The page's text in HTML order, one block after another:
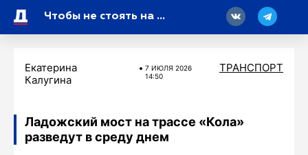
Чтобы не стоять на «красном»: петербургских водителей научили ловить «зеленую волну»
Екатерина
Калугина
7 ИЮЛЯ 2026
14:50
ТРАНСПОРТ
Ладожский мост на трассе «Кола»
разведут в среду днем